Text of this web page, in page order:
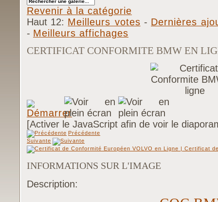
Revenir à la catégorie
Haut 12: Meilleurs votes - Dernières
- Meilleurs affichages
CERTIFICAT CONFORMITE BMW EN
[Activer le JavaScript afin de voir le
Précédente
Suivante
INFORMATIONS SUR L'IMAGE
Description: